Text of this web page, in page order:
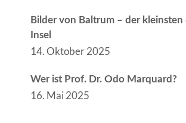
Bilder von Baltrum – der kleinsten
Insel
14. Oktober 2025
Wer ist Prof. Dr. Odo Marquard?
16. Mai 2025